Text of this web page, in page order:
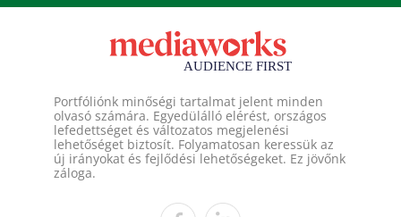
Portfóliónk minőségi tartalmat jelent minden
olvasó számára. Egyedülálló elérést, országos
lefedettséget és változatos megjelenési
lehetőséget biztosít. Folyamatosan keressük az
új irányokat és fejlődési lehetőségeket. Ez jövőnk
záloga.